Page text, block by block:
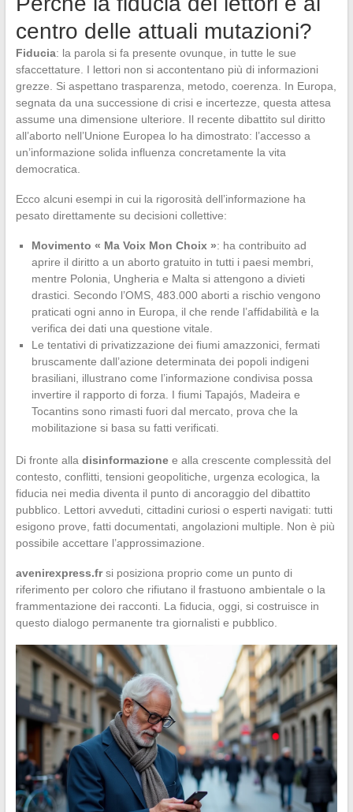
centro delle attuali mutazioni?
Fiducia: la parola si fa presente ovunque, in tutte le sue
sfaccettature. I lettori non si accontentano più di informazioni
grezze. Si aspettano trasparenza, metodo, coerenza. In Europa,
segnata da una successione di crisi e incertezze, questa attesa
assume una dimensione ulteriore. Il recente dibattito sul diritto
all’aborto nell’Unione Europea lo ha dimostrato: l’accesso a
un’informazione solida influenza concretamente la vita
democratica.
Ecco alcuni esempi in cui la rigorosità dell’informazione ha
pesato direttamente su decisioni collettive:
Movimento « Ma Voix Mon Choix »: ha contribuito ad
aprire il diritto a un aborto gratuito in tutti i paesi membri,
mentre Polonia, Ungheria e Malta si attengono a divieti
drastici. Secondo l’OMS, 483.000 aborti a rischio vengono
praticati ogni anno in Europa, il che rende l’affidabilità e la
verifica dei dati una questione vitale.
Le tentativi di privatizzazione dei fiumi amazzonici, fermati
bruscamente dall’azione determinata dei popoli indigeni
brasiliani, illustrano come l’informazione condivisa possa
invertire il rapporto di forza. I fiumi Tapajós, Madeira e
Tocantins sono rimasti fuori dal mercato, prova che la
mobilitazione si basa su fatti verificati.
Di fronte alla disinformazionee alla crescente complessità del
contesto, conflitti, tensioni geopolitiche, urgenza ecologica, la
fiducia nei media diventa il punto di ancoraggio del dibattito
pubblico. Lettori avveduti, cittadini curiosi o esperti navigati: tutti
esigono prove, fatti documentati, angolazioni multiple. Non è più
possibile accettare l’approssimazione.
avenirexpress.frsi posiziona proprio come un punto di
riferimento per coloro che rifiutano il frastuono ambientale o la
frammentazione dei racconti. La fiducia, oggi, si costruisce in
questo dialogo permanente tra giornalisti e pubblico.